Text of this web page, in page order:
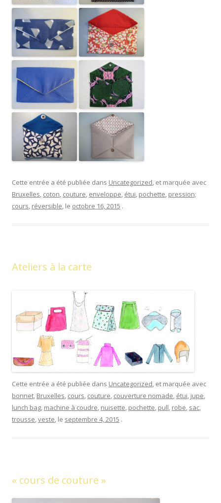
Cette entrée a été publiée dans Uncategorized , et marquée avec
Bruxelles coton couture enveloppe étui pochette pression;
cours réversible , le octobre 16, 2015 .
Ateliers à la carte
Cette entrée a été publiée dans Uncategorized, et marquée avec
bonnet, Bruxelles, cours, couture, couverture nomade, étui, jupe,
lunch bag, machine à coudre, nuisette, pochette, pull, robe, sac,
trousse,veste, le septembre 4, 2015 .
« cours de couture »